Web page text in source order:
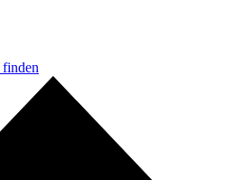
finden